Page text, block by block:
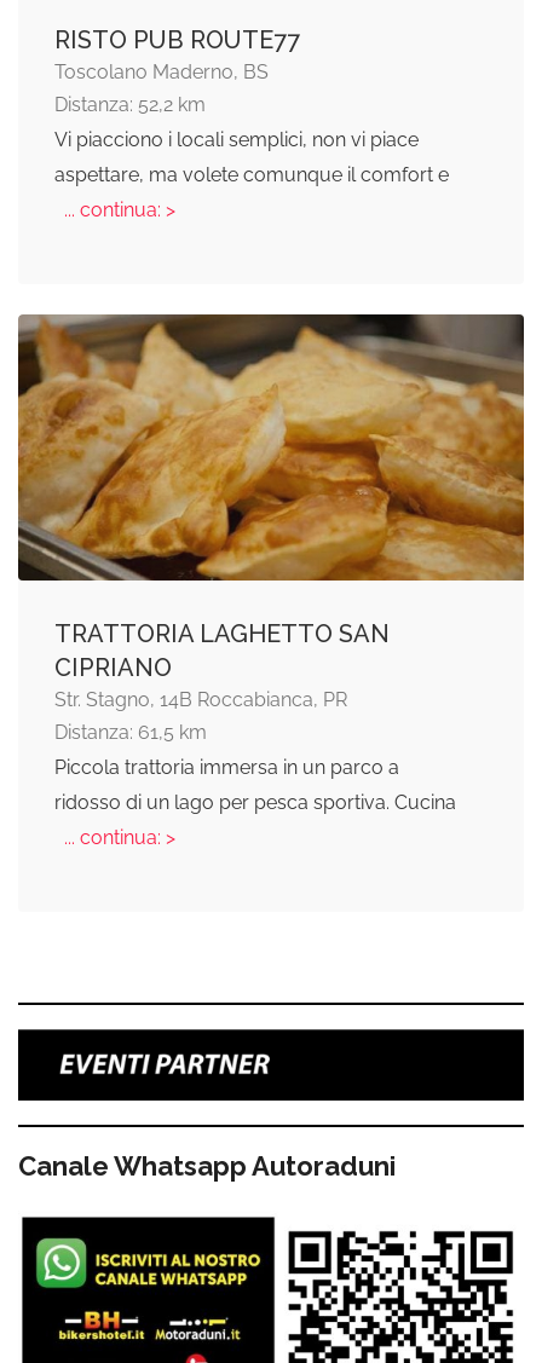
RISTO PUB ROUTE77
Toscolano Maderno, BS
Distanza: 52,2 km
Vi piacciono i locali semplici, non vi piace
aspettare, ma volete comunque il comfort e
... continua: >
TRATTORIA LAGHETTO SAN
CIPRIANO
Str. Stagno, 14B Roccabianca, PR
Distanza: 61,5 km
Piccola trattoria immersa in un parco a
ridosso di un lago per pesca sportiva. Cucina
... continua: >
Canale Whatsapp Autoraduni